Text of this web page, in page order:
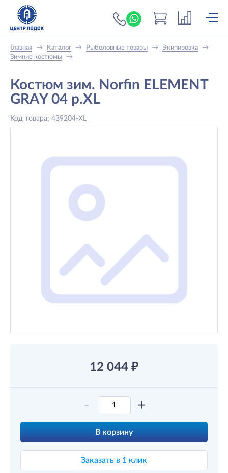
+7 (919) 698-56-
Главная → Каталог → Рыболовные товары → Экипировка
→
Зимние костюмы
→
Костюм зим. Norfin ELEMENT
GRAY 04 р.XL
Код товара: 439204-XL
12 044 ₽
- +
В корзину
Заказать в 1 клик